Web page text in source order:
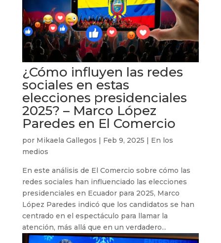
¿Cómo influyen las redes
sociales en estas
elecciones presidenciales
2025? – Marco López
Paredes en El Comercio
por Mikaela Gallegos | Feb 9, 2025 | En los
medios
En este análisis de El Comercio sobre cómo las
redes sociales han influenciado las elecciones
presidenciales en Ecuador para 2025, Marco
López Paredes indicó que los candidatos se han
centrado en el espectáculo para llamar la
atención, más allá que en un verdadero...